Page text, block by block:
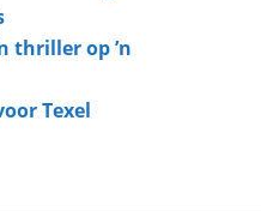
thriller op ’n
Texel